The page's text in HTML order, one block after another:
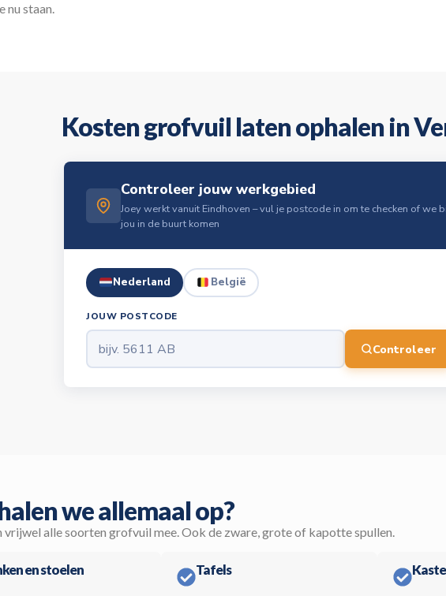
nu staan.
Kosten grofvuil laten ophalen in
Controleer jouw werkgebied
Joey werkt vanuit Eindhoven – vul je postcode in om te checken of we
jou in de buurt komen
Nederland België
JOUW POSTCODE
Controleer
we allemaal op?
vrijwel alle soorten grofvuil mee. Ook de zware, grote of kapotte spullen.
en stoelen Tafels